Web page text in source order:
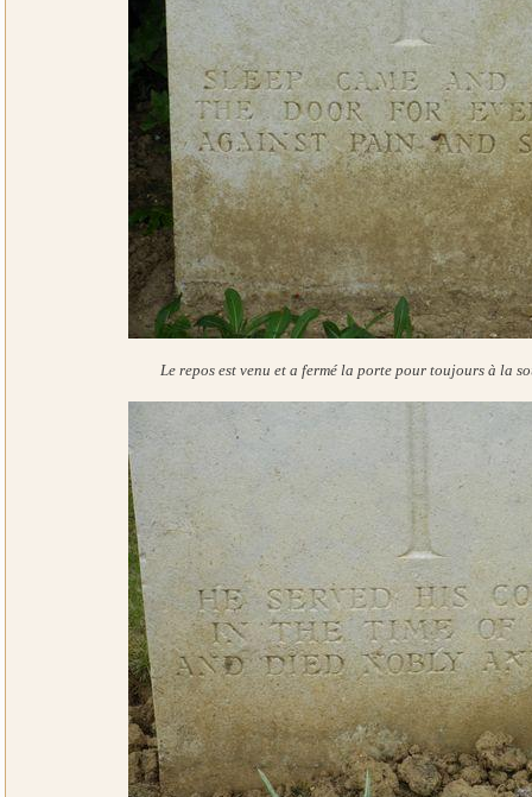
Le repos est venu et a fermé la porte pour toujours à la